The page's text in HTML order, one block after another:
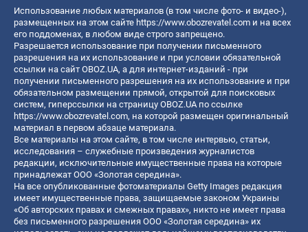
Использование любых материалов (в том числе фото- и видео-),
размещенных на этом сайте https://www.obozrevatel.com и на всех
его поддоменах, в любом виде строго запрещено.
Разрешается использование при получении письменного
разрешения на их использование и при условии обязательной
ссылки на сайт OBOZ.UA, а для интернет-изданий - при
получении письменного разрешения на их использование и при
обязательном размещении прямой, открытой для поисковых
систем, гиперссылки на страницу OBOZ.UA по ссылке
https://www.obozrevatel.com, на которой размещен оригинальный
материал в первом абзаце материала.
Все материалы на этом сайте, в том числе интервью, статьи,
исследования – служебные произведения журналистов
редакции, исключительные имущественные права на которые
принадлежат ООО «Золотая середина».
На все опубликованные фотоматериалы Getty Images редакция
имеет имущественные права, защищаемые законом Украины
«Об авторских правах и смежных правах», никто не имеет права
без письменного разрешения ООО «Золотая середина» их